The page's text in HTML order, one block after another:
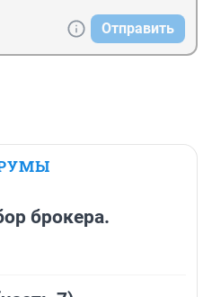
Отправить
брокера.